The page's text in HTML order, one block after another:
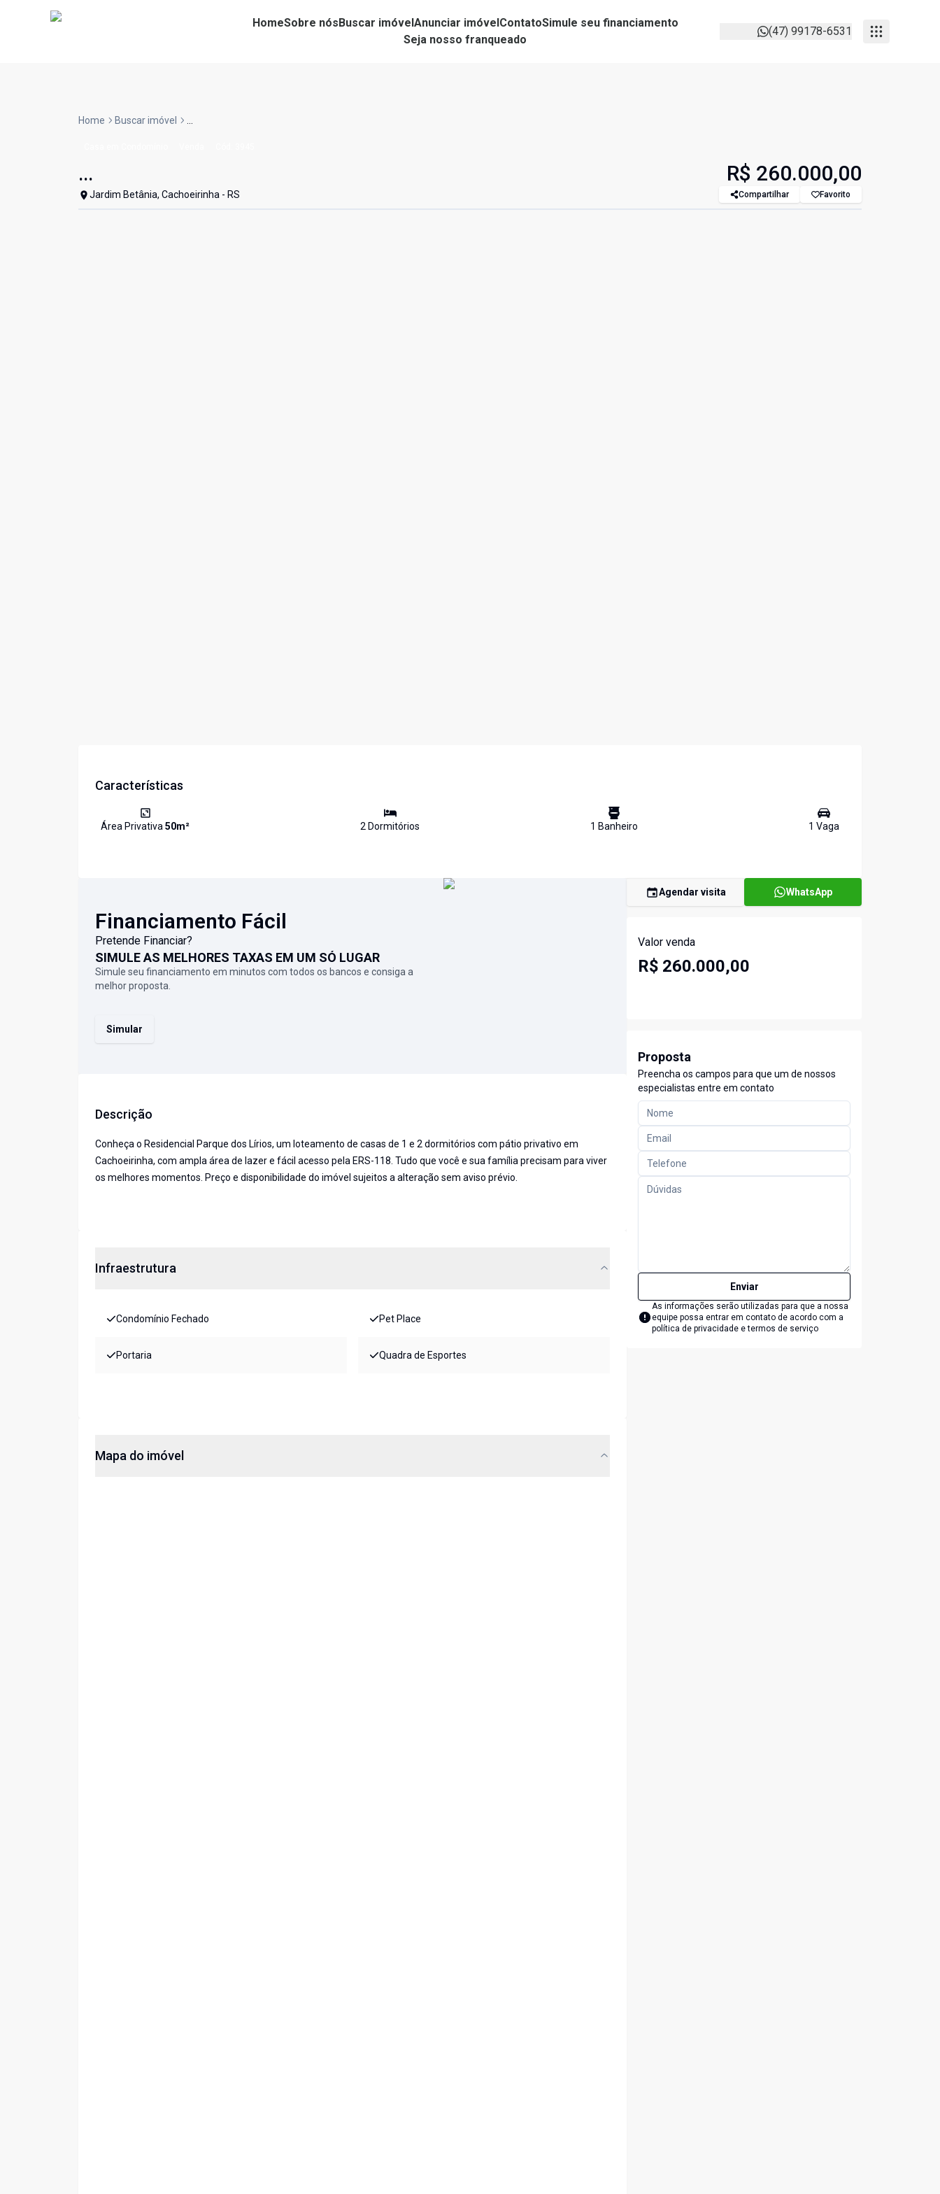
HomeSobre nósBuscar imóvelAnunciar imóvelContatoSimule seu financiamento
Seja nosso franqueado
(47) 99178-6531
Home Buscar imóvel ...
...
Jardim Betânia, Cachoeirinha - RS
R$ 260.000,00
Compartilhar Favorito
Características
Área Privativa50m² 2 Dormitórios 1 Banheiro 1 Vaga
Financiamento Fácil
Pretende Financiar?
SIMULE AS MELHORES TAXAS EM UM SÓ LUGAR
Simule seu financiamento em minutos com todos os bancos e consiga a
melhor proposta.
Simular
Descrição
Conheça o Residencial Parque dos Lírios, um loteamento de casas de 1 e 2 dormitórios com pátio privativo em
Cachoeirinha, com ampla área de lazer e fácil acesso pela ERS-118. Tudo que você e sua família precisam para viver
os melhores momentos. Preço e disponibilidade do imóvel sujeitos a alteração sem aviso prévio.
Infraestrutura
Condomínio Fechado Pet Place
Portaria Quadra de Esportes
Mapa do imóvel
Agendar visita WhatsApp
Valor venda
R$ 260.000,00
Proposta
Preencha os campos para que um de nossos
especialistas entre em contato
Enviar
As informações serão utilizadas para que a nossa
equipe possa entrar em contato de acordo com a
política de privacidade e termos de serviço